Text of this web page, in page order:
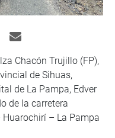
Chacón Trujillo (FP),
de Sihuas,
de La Pampa, Edver
de la carretera
– La Pampa